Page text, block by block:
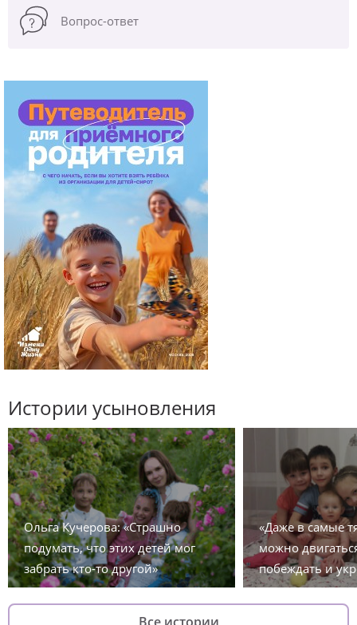
Вопрос-ответ
Истории усыновления
Ольга Кучерова: «Страшно
подумать, что этих детей мог
забрать кто-то другой»
«Даже в самые
можно
побеждать и